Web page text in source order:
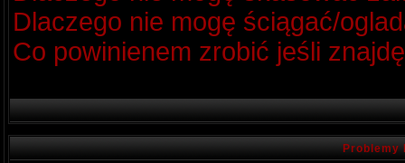
Dlaczego nie mogę ściągać/
Co powinienem zrobić jeśli
Problemy